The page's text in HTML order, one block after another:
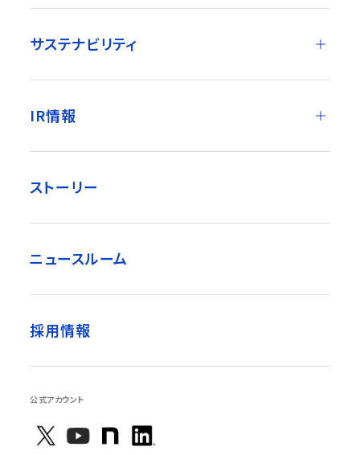
サステナビリティ
IR情報
ストーリー
ニュースルーム
採用情報
公式アカウント